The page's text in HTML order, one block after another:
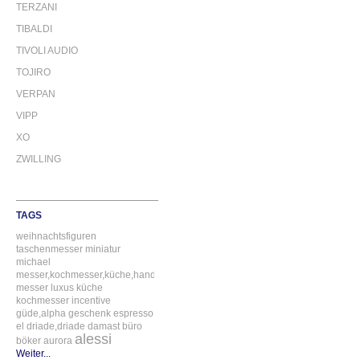
TERZANI
TIBALDI
TIVOLI AUDIO
TOJIRO
VERPAN
VIPP
XO
ZWILLING
TAGS
weihnachtsfiguren
taschenmesser miniatur
michael
messer,kochmesser,küche,handgefertigt
messer luxus küche
kochmesser incentive
güde,alpha geschenk espresso
el driade,driade damast büro
böker aurora alessi
Weiter...